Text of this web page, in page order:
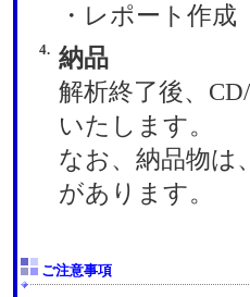
・レポート作成
4. 納品
解析終了後、
いたします。
なお、納品物は
があります。
ご注意事項